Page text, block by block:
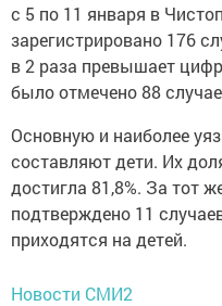
с 5 по 11 января в
зарегистрировано 176
в 2 раза превышает
было отмечено 88
Основную и наиболее
составляют дети. Их
достигла 81,8%. За тот
подтверждено 11
приходятся на детей.
Новости СМИ2